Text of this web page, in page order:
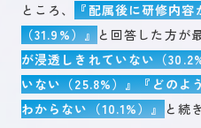
ところ、『配属後に研修内容
（31.9%）』と回答した方が
が浸透しきれていない（
いない（25.8%）』『どのよ
わからない（10.1%）』と続